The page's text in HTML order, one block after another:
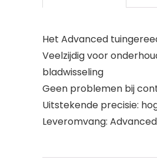
Het Advanced
Veelzijdig voor
bladwisseling
Geen problemen bij
Uitstekende precisie:
Leveromvang: